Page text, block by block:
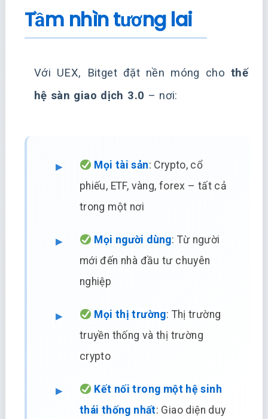
Tầm nhìn tương lai
Với UEX, Bitget đặt nền móng cho thế
hệ sàn giao dịch 3.0 – nơi:
Mọi tài sản: Crypto, cổ
phiếu, ETF, vàng, forex – tất cả
trong một nơi
Mọi người dùng: Từ người
mới đến nhà đầu tư chuyên
nghiệp
Mọi thị trường: Thị trường
truyền thống và thị trường
crypto
Kết nối trong một hệ sinh
thái thống nhất: Giao diện duy